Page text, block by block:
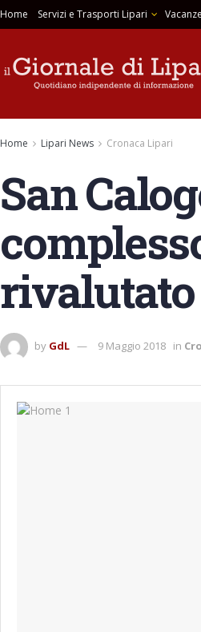
Home Servizi e Trasporti Lipari
Home Lipari News Cronaca Lipari
San
by GdL 9 Maggio 2018 in